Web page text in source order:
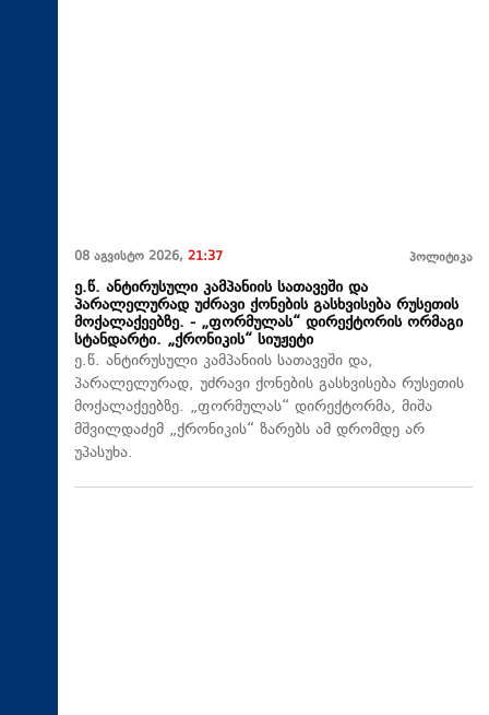
08 აგვისტო 2026, 21:37 პოლიტიკა
ე.წ. ანტირუსული კამპანიის სათავეში და
პარალელურად უძრავი ქონების გასხვისება რუსეთის
მოქალაქეებზე. - „ფორმულას“ დირექტორის ორმაგი
სტანდარტი. „ქრონიკის“ სიუჟეტი
ე.წ. ანტირუსული კამპანიის სათავეში და,
პარალელურად, უძრავი ქონების გასხვისება რუსეთის
მოქალაქეებზე. „ფორმულას“ დირექტორმა, მიშა
მშვილდაძემ „ქრონიკის“ ზარებს ამ დრომდე არ
უპასუხა.